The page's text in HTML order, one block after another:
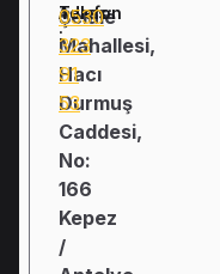
Adres:
Şelale
Mahallesi,
Hacı
Durmuş
Caddesi,
No:
166
Kepez
/
Telefon
:
0530
323
91
53